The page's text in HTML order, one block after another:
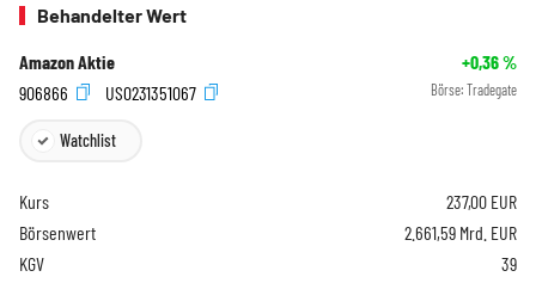
Behandelter Wert
Amazon Aktie +0,36%
906866
US0231351067 Börse: Tradegate
Watchlist
Kurs 237,00 EUR
Börsenwert
2.661,59 Mrd. EUR
KGV
39